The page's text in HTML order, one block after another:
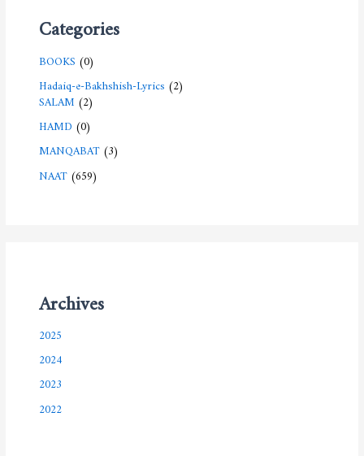
Categories
BOOKS(0)
Hadaiq-e-Bakhshish-Lyrics(2)
SALAM(2)
HAMD(0)
MANQABAT(3)
NAAT(659)
Archives
2025
2024
2023
2022